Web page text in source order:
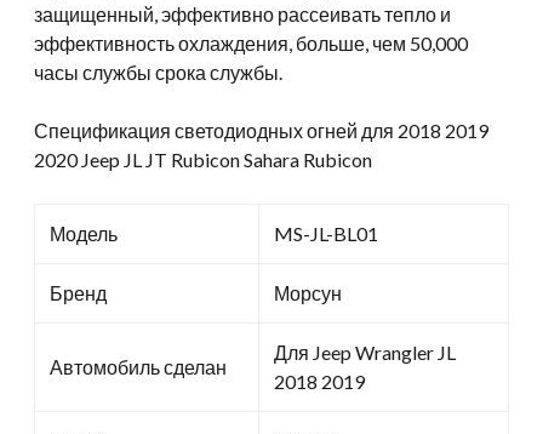
защищенный, эффективно рассеивать тепло и
эффективность охлаждения, больше, чем 50,000
часы службы срока службы.
Спецификация светодиодных огней для 2018 2019
2020 Jeep JL JT Rubicon Sahara Rubicon
Модель MS-JL-BL01
Бренд Морсун
Автомобиль сделан
Для Jeep Wrangler JL
2018 2019